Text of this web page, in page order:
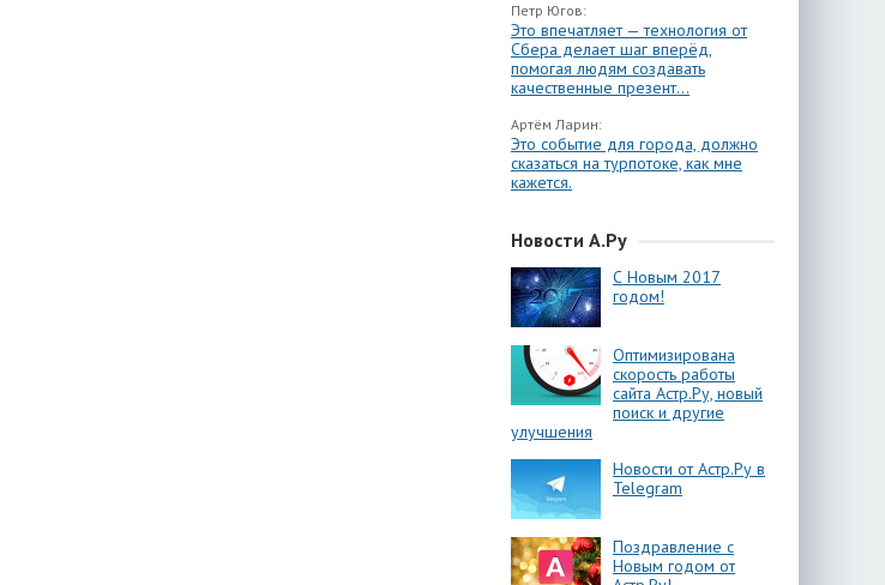
Петр Югов:
Это впечатляет — технология от
Сбера делает шаг вперёд,
помогая людям создавать
качественные презент...
Артём Ларин:
Это событие для города, должно
сказаться на турпотоке, как мне
кажется.
Новости А.Ру
С Новым 2017
годом!
Оптимизирована
скорость работы
сайта Астр.Ру, новый
поиск и другие
улучшения
Новости от Астр.Ру в
Telegram
Поздравление с
Новым годом от